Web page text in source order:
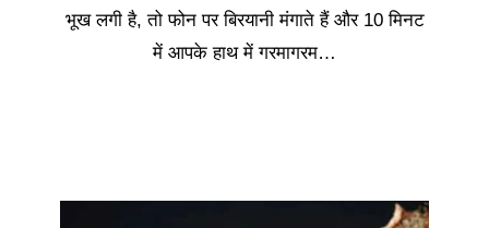
भूख लगी है, तो फोन पर बिरयानी मंगाते हैं और 10 मिनट
में आपके हाथ में गरमागरम…